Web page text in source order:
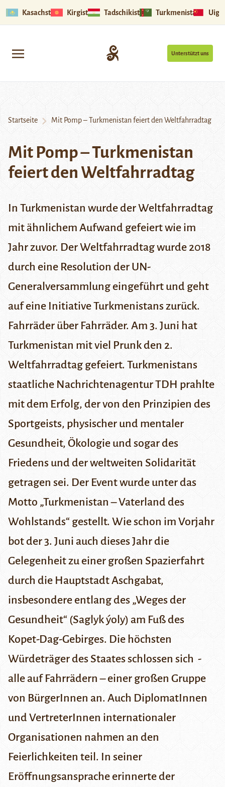
Kasachstan Kirgistan Tadschikistan Turkmenistan
Unterstützt uns
Startseite Mit Pomp – Turkmenistan feiert den Weltfahrradtag
Mit Pomp – Turkmenistan
feiert den Weltfahrradtag
In Turkmenistan wurde der Weltfahrradtag
mit ähnlichem Aufwand gefeiert wie im
Jahr zuvor. Der Weltfahrradtag wurde 2018
durch eine Resolution der UN-
Generalversammlung eingeführt und geht
auf eine Initiative Turkmenistans zurück.
Fahrräder über Fahrräder. Am 3. Juni hat
Turkmenistan mit viel Prunk den 2.
Weltfahrradtag gefeiert. Turkmenistans
staatliche NachrichtenagenturTDH prahlte
mit dem Erfolg, der von den Prinzipien des
Sportgeists, physischer und mentaler
Gesundheit, Ökologie und sogar des
Friedens und der weltweiten Solidarität
getragen sei. Der Event wurde unter das
Motto „Turkmenistan – Vaterland des
Wohlstands“ gestellt. Wie schon im Vorjahr
bot der 3. Juni auch dieses Jahr die
Gelegenheit zu einer großen Spazierfahrt
durch die Hauptstadt Aschgabat,
insbesondere entlang des „Weges der
Gesundheit“ (Saglyk ýoly) am Fuß des
Kopet-Dag-Gebirges. Die höchsten
Würdeträger des Staates schlossen sich -
alle auf Fahrrädern – einer großen Gruppe
von BürgerInnen an. Auch DiplomatInnen
und VertreterInnen internationaler
Organisationen nahmen an den
Feierlichkeiten teil. In seiner
Eröffnungsansprache erinnerte der